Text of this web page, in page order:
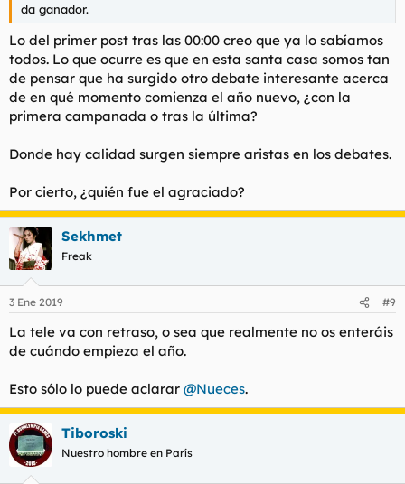
da ganador.
Lo del primer post tras las 00:00 creo que ya lo sabíamos
todos. Lo que ocurre es que en esta santa casa somos tan
de pensar que ha surgido otro debate interesante acerca
de en qué momento comienza el año nuevo, ¿con la
primera campanada o tras la última?
Donde hay calidad surgen siempre aristas en los debates.
Por cierto, ¿quién fue el agraciado?
Sekhmet
Freak
3 Ene 2019 #9
La tele va con retraso, o sea que realmente no os enteráis
de cuándo empieza el año.
Esto sólo lo puede aclarar @Nueces.
Tiboroski
Nuestro hombre en París